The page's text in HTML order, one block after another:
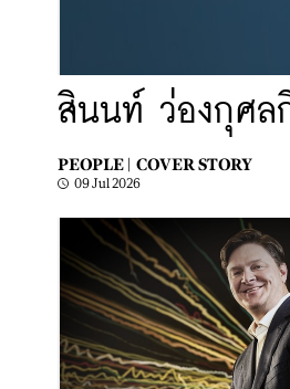
สินนท์ ว่องกุศล
PEOPLE | COVER STORY
09 Jul 2026